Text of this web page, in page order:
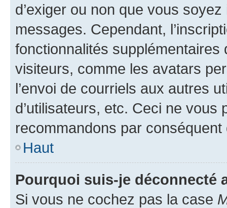
d’exiger ou non que vous
messages. Cependant,
fonctionnalités
visiteurs, comme les avatars
l’envoi de courriels aux autres
d’utilisateurs, etc. Ceci ne vous
recommandons par conséquent
Haut
Pourquoi suis-je déconnecté
Si vous ne cochez pas la case